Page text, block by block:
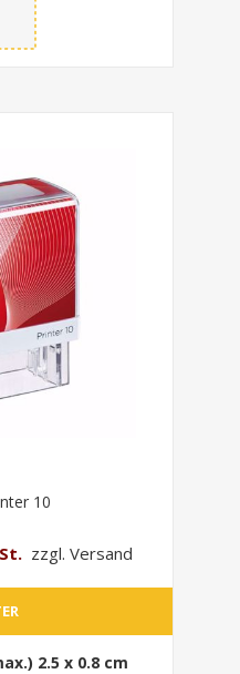
10
zzgl. Versand
2.5 x 0.8 cm